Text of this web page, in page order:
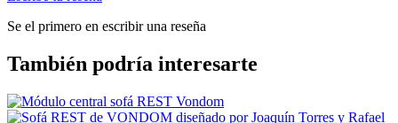
Se el primero en escribir una reseña
También podría interesarte